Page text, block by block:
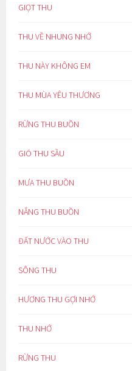
GIỌT THU
THU VỀ NHUNG NHỚ
THU NÀY KHÔNG EM
THU MÙA YÊU THƯƠNG
RỪNG THU BUỒN
GIÓ THU SẦU
MƯA THU BUỒN
NẮNG THU BUỒN
ĐẤT NƯỚC VÀO THU
SÔNG THU
HƯƠNG THU GỢI NHỚ
THU NHỚ
RỪNG THU